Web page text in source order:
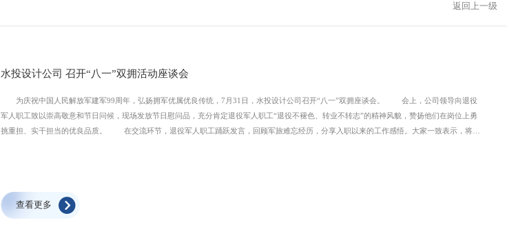
返回上一级
水投设计公司 召开“八一”双拥活动座谈会
为庆祝中国人民解放军建军99周年，弘扬拥军优属优良传统，7月31日，水投设计公司召开“八一”双拥座谈会。 会上，公司领导向退役
军人职工致以崇高敬意和节日问候，现场发放节日慰问品，充分肯定退役军人职工“退役不褪色、转业不转志”的精神风貌，赞扬他们在岗位上勇
挑重担、实干担当的优良品质。 在交流环节，退役军人职工踊跃发言，回顾军旅难忘经历，分享入职以来的工作感悟。大家一致表示，将永
查看更多